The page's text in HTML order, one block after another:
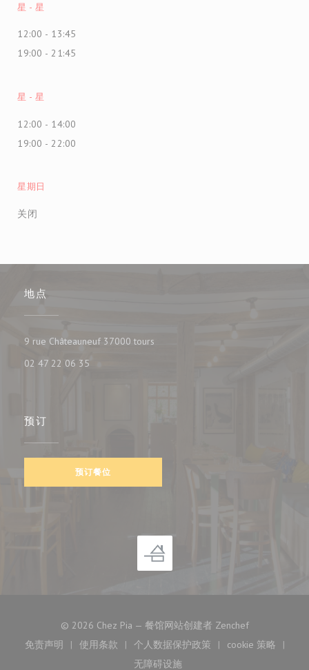
星 - 星
12:00 - 13:45
19:00 - 21:45
星 - 星
12:00 - 14:00
19:00 - 22:00
星期日
关闭
地点
9 rue Châteauneuf 37000 tours
02 47 22 06 35
预订
预订餐位
© 2026 Chez Pia — 餐馆网站创建者 Zenchef((在新窗口中
免责声明
((在新窗口中打开))
使用条款
((在新窗口中打开))
个人数据保护政策
((在新窗口中打开))
cookie 策略
((在新窗口
无障碍设施